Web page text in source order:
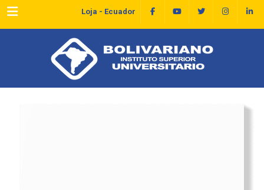
Menu Loja - Ecuador